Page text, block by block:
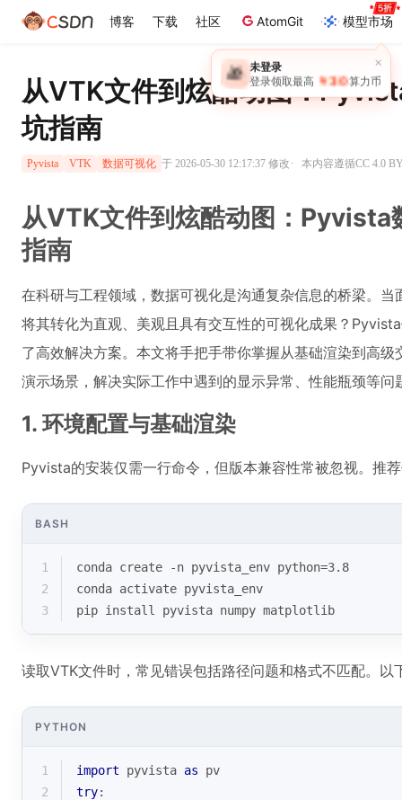
博客 下载 社区 AtomGit 模型市场
×
🎁 未登录
登录领取最高 ￥30 算力币
从VTK文件到炫酷动图：
坑指南
Pyvista VTK 数据可视化 于 2026-05-30 12:17:37 修改· 本内容遵循CC 4.0
从VTK文件到炫酷动图：Pyvista
指南
在科研与工程领域，数据可视化是沟通复杂信息的桥梁。
将其转化为直观、美观且具有交互性的可视化成果？
了高效解决方案。本文将手把手带你掌握从基础渲染到高
演示场景，解决实际工作中遇到的显示异常、性能瓶颈等问
1. 环境配置与基础渲染
Pyvista的安装仅需一行命令，但版本兼容性常被忽视。推
BASH
1
conda create -n pyvista_env python=3.8
2
conda activate pyvista_env
3
pip install pyvista numpy matplotlib
读取VTK文件时，常见错误包括路径问题和格式不匹配。以
PYTHON
1 import pyvista as pv
2
try: